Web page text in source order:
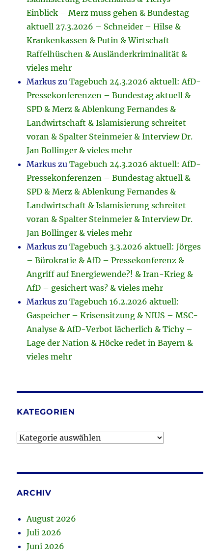
Einblick – Merz muss gehen & Bundestag
aktuell 27.3.2026 – Schneider – Hilse &
Krankenkassen & Putin & Wirtschaft
Raffelhüschen & Ausländerkriminalität &
vieles mehr
Markus zuTagebuch 24.3.2026 aktuell: AfD-
Pressekonferenzen – Bundestag aktuell &
SPD & Merz & Ablenkung Fernandes &
Landwirtschaft & Islamisierung schreitet
voran & Spalter Steinmeier & Interview Dr.
Jan Bollinger & vieles mehr
Markus zuTagebuch 24.3.2026 aktuell: AfD-
Pressekonferenzen – Bundestag aktuell &
SPD & Merz & Ablenkung Fernandes &
Landwirtschaft & Islamisierung schreitet
voran & Spalter Steinmeier & Interview Dr.
Jan Bollinger & vieles mehr
Markus zuTagebuch 3.3.2026 aktuell: Jörges
– Bürokratie & AfD – Pressekonferenz &
Angriff auf Energiewende?! & Iran-Krieg &
AfD – gesichert was? & vieles mehr
Markus zuTagebuch 16.2.2026 aktuell:
Gaspeicher – Krisensitzung & NIUS – MSC-
Analyse & AfD-Verbot lächerlich & Tichy –
Lage der Nation & Höcke redet in Bayern &
vieles mehr
KATEGORIEN
Kategorien
ARCHIV
August 2026
Juli 2026
Juni 2026